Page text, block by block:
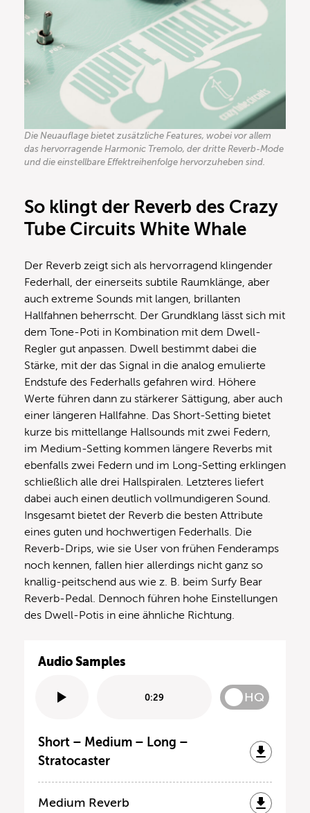
Die Neuauflage bietet zusätzliche Features, wobei vor allem
das hervorragende Harmonic Tremolo, der dritte Reverb-Mode
und die einstellbare Effektreihenfolge hervorzuheben sind.
So klingt der Reverb des Crazy
Tube Circuits White Whale
Der Reverb zeigt sich als hervorragend klingender
Federhall, der einerseits subtile Raumklänge, aber
auch extreme Sounds mit langen, brillanten
Hallfahnen beherrscht. Der Grundklang lässt sich mit
dem Tone-Poti in Kombination mit dem Dwell-
Regler gut anpassen. Dwell bestimmt dabei die
Stärke, mit der das Signal in die analog emulierte
Endstufe des Federhalls gefahren wird. Höhere
Werte führen dann zu stärkerer Sättigung, aber auch
einer längeren Hallfahne. Das Short-Setting bietet
kurze bis mittellange Hallsounds mit zwei Federn,
im Medium-Setting kommen längere Reverbs mit
ebenfalls zwei Federn und im Long-Setting erklingen
schließlich alle drei Hallspiralen. Letzteres liefert
dabei auch einen deutlich vollmundigeren Sound.
Insgesamt bietet der Reverb die besten Attribute
eines guten und hochwertigen Federhalls. Die
Reverb-Drips, wie sie User von frühen Fenderamps
noch kennen, fallen hier allerdings nicht ganz so
knallig-peitschend aus wie z. B. beim Surfy Bear
Reverb-Pedal. Dennoch führen hohe Einstellungen
des Dwell-Potis in eine ähnliche Richtung.
Audio Samples
0:29 HQ
Short – Medium – Long –
Stratocaster
Medium Reverb